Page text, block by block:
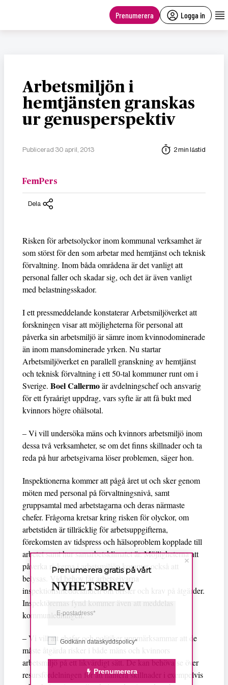
Prenumerera Logga in
Arbetsmiljön i
hemtjänsten granskas
ur genusperspektiv
Publicerad 30 april, 2013 2 min lästid
FemPers
Dela
Risken för arbetsolyckor inom kommunal verksamhet är
som störst för den som arbetar med hemtjänst och teknisk
förvaltning. Inom båda områdena är det vanligt att
personal faller och skadar sig, och det är även vanligt
med belastningsskador.
I ett pressmeddelande konstaterar Arbetsmiljöverket att
forskningen visar att möjligheterna för personal att
påverka sin arbetsmiljö är sämre inom kvinnodominerade
än inom mansdominerade yrken. Nu startar
Arbetsmiljöverket en parallell granskning av hemtjänst
och teknisk förvaltning i ett 50-tal kommuner runt om i
Sverige. Boel Callermoär avdelningschef och ansvarig
för ett fyraårigt uppdrag, vars syfte är att få bukt med
kvinnors högre ohälsotal.
– Vi vill undersöka mäns och kvinnors arbetsmiljö inom
dessa två verksamheter, se om det finns skillnader och ta
reda på hur arbetsgivarna löser problemen, säger hon.
Inspektionerna kommer att pågå året ut och sker genom
möten med personal på förvaltningsnivå, samt
gruppsamtal med arbetstagarna och deras närmaste
chefer. Frågorna kretsar kring risken för olyckor, om
arbetstiden är tillräcklig för arbetsuppgifterna,
förekomsten av tidspress och hälsoproblem kopplade till
arbetet samt hur samarbetsklimatet är. Möjligheterna att
påverka riskerna i arbetsmiljön kommer också att
belysas. Vid behov får arbetsgivarna
inspektionsmeddelanden om brister och krav på åtgärder.
Inspektörernas fynd kommer även att meddelas
kommunledningen.
– Vi vill att chefer och politiker uppmärksammar att de
måste åtgärda risker i både mäns och kvinnors
arbetsmiljö på ett likvärdigt sätt. De kan behöva se över
resursfördelningen för att hantera skillnader i exempelvis
Godkänn dataskyddspolicy*
Prenumerera
Prenumerera gratis på vårt
NYHETSBREV